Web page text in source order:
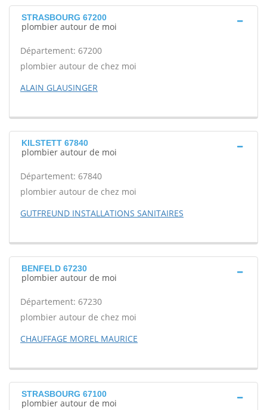
STRASBOURG 67200
plombier autour de moi
Département: 67200
plombier autour de chez moi
ALAIN GLAUSINGER
KILSTETT 67840
plombier autour de moi
Département: 67840
plombier autour de chez moi
GUTFREUND INSTALLATIONS SANITAIRES
BENFELD 67230
plombier autour de moi
Département: 67230
plombier autour de chez moi
CHAUFFAGE MOREL MAURICE
STRASBOURG 67100
plombier autour de moi